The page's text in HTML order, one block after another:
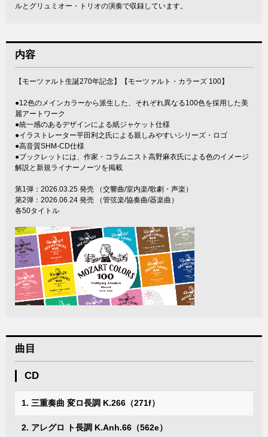
ルとグリュミオー・トリオの演奏で収録しています。
内容
【モーツァルト生誕270年記念】【モーツァルト・カラーズ 100】
●12色のメインカラーから派生した、それぞれ異なる100色を採用した美
麗アートワーク
●統一感のあるデザインによる紙ジャケット仕様
●イラストレーター平田利之氏による親しみやすいシリーズ・ロゴ
●高音質SHM-CD仕様
●ブックレットには、作家・コラムニスト高野麻衣氏による色のイメージ
解説と新規ライナーノーツを掲載
第1弾：2026.03.25 発売 （交響曲/室内楽/歌劇・声楽）
第2弾：2026.06.24 発売 （管弦楽/協奏曲/器楽曲）
各50タイトル
曲目
CD
1. 三重奏曲 変ロ長調 K.266（271f）
2. アレグロ ト長調 K.Anh.66（562e）